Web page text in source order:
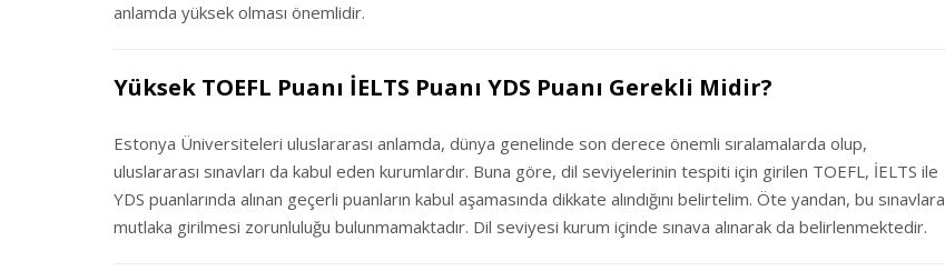
anlamda yüksek olması önemlidir.
Yüksek TOEFL Puanı İELTS Puanı YDS Puanı Gerekli Midir?
Estonya Üniversiteleri uluslararası anlamda, dünya genelinde son derece önemli sıralamalarda olup,
uluslararası sınavları da kabul eden kurumlardır. Buna göre, dil seviyelerinin tespiti için girilen TOEFL, İELTS ile
YDS puanlarında alınan geçerli puanların kabul aşamasında dikkate alındığını belirtelim. Öte yandan, bu sınavlara
mutlaka girilmesi zorunluluğu bulunmamaktadır. Dil seviyesi kurum içinde sınava alınarak da belirlenmektedir.